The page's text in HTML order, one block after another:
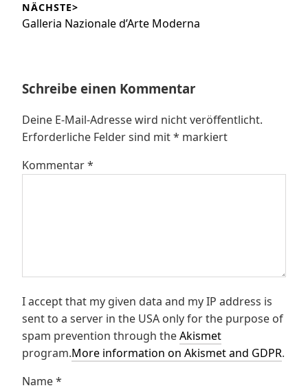
NÄCHSTE>
Nächster
Galleria Nazionale d’Arte Moderna
Schreibe einen Kommentar
Deine E-Mail-Adresse wird nicht veröffentlicht.
Erforderliche Felder sind mit* markiert
Kommentar*
I accept that my given data and my IP address is
sent to a server in the USA only for the purpose of
spam prevention through theAkismet
program.More information on Akismet and GDPR.
Name*